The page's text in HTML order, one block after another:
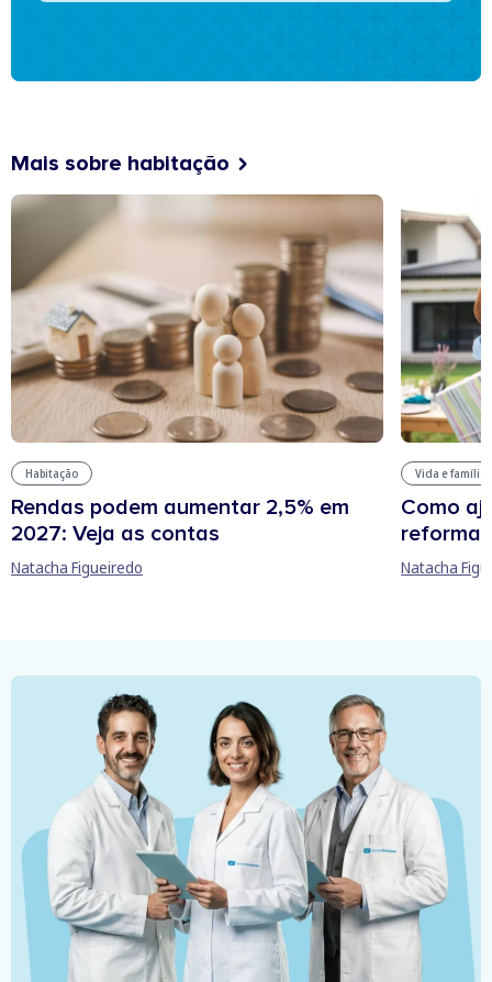
Mais sobre habitação
Habitação
Rendas podem aumentar 2,5% em
2027: Veja as contas
Natacha Figueiredo
Vida e família
Como
reforma
Natacha